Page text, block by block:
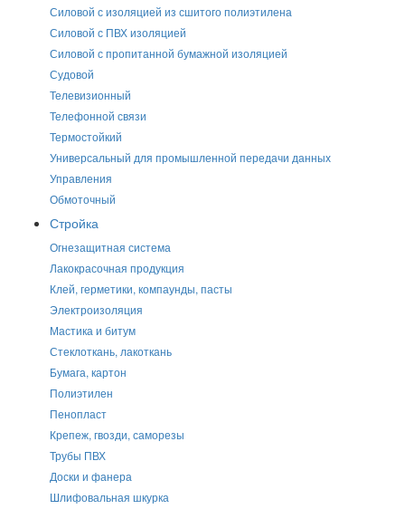
Силовой с изоляцией из сшитого полиэтилена
Силовой с ПВХ изоляцией
Силовой с пропитанной бумажной изоляцией
Судовой
Телевизионный
Телефонной связи
Термостойкий
Универсальный для промышленной передачи данных
Управления
Обмоточный
Стройка
Огнезащитная система
Лакокрасочная продукция
Клей, герметики, компаунды, пасты
Электроизоляция
Мастика и битум
Стеклоткань, лакоткань
Бумага, картон
Полиэтилен
Пенопласт
Крепеж, гвозди, саморезы
Трубы ПВХ
Доски и фанера
Шлифовальная шкурка